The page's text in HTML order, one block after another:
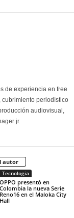
de experiencia en free
periodístico
audiovisual,
jr.
autor
Tecnologia
OPPO presentó en
Colombia la nueva Serie
Reno16 en el Maloka City
Hall